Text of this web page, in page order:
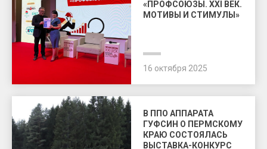
«ПРОФСОЮЗЫ. XXI ВЕК.
МОТИВЫ И СТИМУЛЫ»
16 октября 2025
В ППО АППАРАТА
ГУФСИН О ПЕРМСКОМУ
КРАЮ СОСТОЯЛАСЬ
ВЫСТАВКА-КОНКУРС